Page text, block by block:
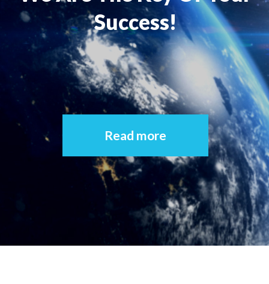
Mission
Controllo di gestione e controllo strategico
Finanza Aziendale
Internazionalizzazione
Merger & Acquisition e valutazione d’azienda
Organizzazione e Riorganizzazione Aziendale
Success!
Read more